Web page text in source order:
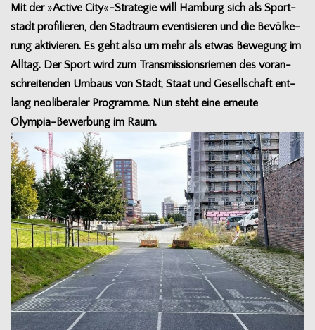
Mit der »Active City«-Stra­te­gie will Ham­burg sich als Sport­
stadt pro­fi­lie­ren, den Stadt­raum even­ti­sie­ren und die Bevöl­ke­
rung akti­vie­ren. Es geht also um mehr als etwas Bewe­gung im
All­tag. Der Sport wird zum Trans­mis­si­ons­rie­men des vor­an­
schrei­ten­den Umbaus von Stadt, Staat und Gesell­schaft ent­
lang neo­li­be­ra­ler Pro­gramme. Nun steht eine erneute
Olympia-Bewerbung im Raum.